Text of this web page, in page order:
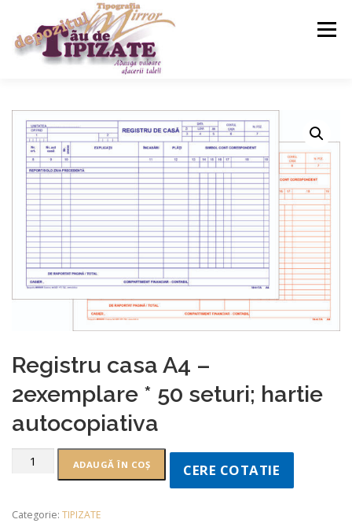
Meniu
ACASA SERVICII MAGAZIN CONTACT
Registru casa A4 –
2exemplare * 50 seturi; hartie
autocopiativa
ADAUGĂ ÎN COȘ CERE COTATIE
Categorie: TIPIZATE